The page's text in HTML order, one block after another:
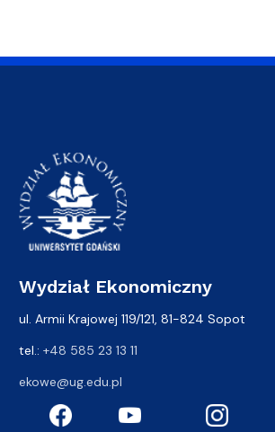
Wydział Ekonomiczny
ul. Armii Krajowej 119/121, 81-824 Sopot
tel.: +48 585 23 13 11
ekowe@ug.edu.pl